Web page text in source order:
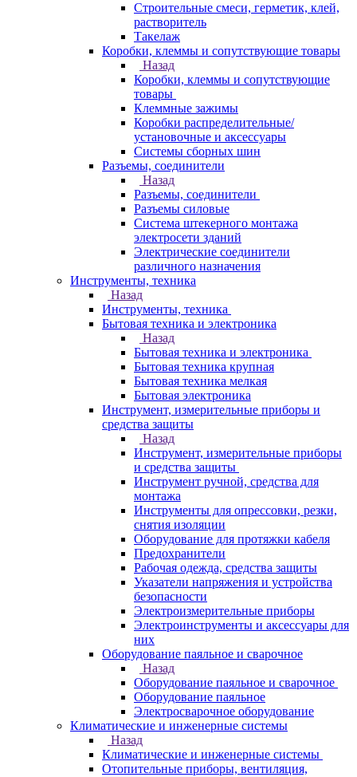
Строительные смеси, герметик, клей,
растворитель
Такелаж
Коробки, клеммы и сопутствующие товары
Назад
Коробки, клеммы и сопутствующие
товары
Клеммные зажимы
Коробки распределительные/
установочные и аксессуары
Системы сборных шин
Разъемы, соединители
Назад
Разъемы, соединители
Разъемы силовые
Система штекерного монтажа
электросети зданий
Электрические соединители
различного назначения
Инструменты, техника
Назад
Инструменты, техника
Бытовая техника и электроника
Назад
Бытовая техника и электроника
Бытовая техника крупная
Бытовая техника мелкая
Бытовая электроника
Инструмент, измерительные приборы и
средства защиты
Назад
Инструмент, измерительные приборы
и средства защиты
Инструмент ручной, средства для
монтажа
Инструменты для опрессовки, резки,
снятия изоляции
Оборудование для протяжки кабеля
Предохранители
Рабочая одежда, средства защиты
Указатели напряжения и устройства
безопасности
Электроизмерительные приборы
Электроинструменты и аксессуары для
них
Оборудование паяльное и сварочное
Назад
Оборудование паяльное и сварочное
Оборудование паяльное
Электросварочное оборудование
Климатические и инженерные системы
Назад
Климатические и инженерные системы
Отопительные приборы, вентиляция,